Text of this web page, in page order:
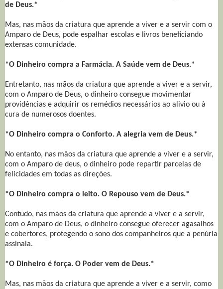
de Deus.*
Mas, nas mãos da criatura que aprende a viver e a servir com o
Amparo de Deus, pode espalhar escolas e livros beneficiando
extensas comunidade.
*O Dinheiro compra a Farmácia. A Saúde vem de Deus.*
Entretanto, nas mãos da criatura que aprende a viver e a servir,
com o Amparo de Deus, o dinheiro consegue movimentar
providências e adquirir os remédios necessários ao alivio ou à
cura de numerosos doentes.
*O Dinheiro compra o Conforto. A alegria vem de Deus.*
No entanto, nas mãos da criatura que aprende a viver e a servir,
com o Amparo de deus, o dinheiro pode repartir parcelas de
felicidades em todas as direções.
*O Dinheiro compra o leito. O Repouso vem de Deus.*
Contudo, nas mãos da criatura que aprende a viver e a servir,
com o Amparo de Deus, o dinheiro consegue oferecer agasalhos
e cobertores, protegendo o sono dos companheiros que a penúria
assinala.
*O Dinheiro é força. O Poder vem de Deus.*
Mas, nas mãos da criatura que aprende a viver e a servir, como